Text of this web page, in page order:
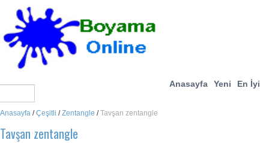
Anasayfa Yeni En İyi
Anasayfa /Çeşitli /Zentangle /Tavşan zentangle
Tavşan zentangle